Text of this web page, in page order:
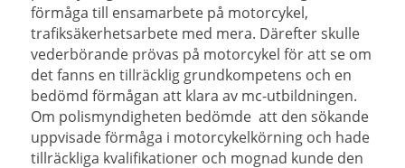
förmåga till ensamarbete på motorcykel,
trafiksäkerhetsarbete med mera. Därefter skulle
vederbörande prövas på motorcykel för att se om
det fanns en tillräcklig grundkompetens och en
bedömd förmågan att klara av mc-utbildningen.
Om polismyndigheten bedömde att den sökande
uppvisade förmåga i motorcykelkörning och hade
tillräckliga kvalifikationer och mognad kunde den